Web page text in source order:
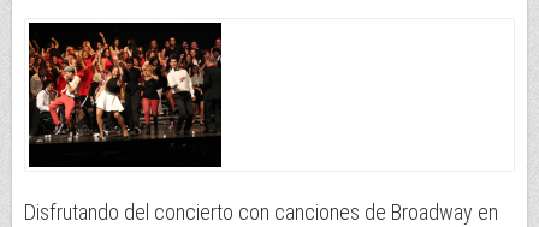
Disfrutando del concierto con canciones de Broadway en